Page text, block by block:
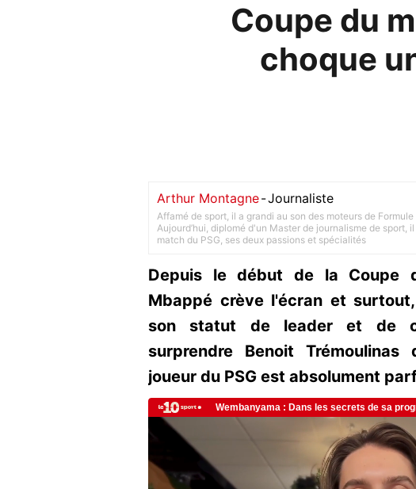
Coupe du
choque
Arthur Montagne-Journaliste
Affamé de sport, il a grandi au son des moteurs de
Aujourd’hui, diplomé d'un Master de journalisme de sport,
match du PSG, ses deux passions et spécialités
Depuis le début de la Coupe
Mbappé crève l'écran et
son statut de leader et de
surprendre Benoit
joueur du PSG est absolument